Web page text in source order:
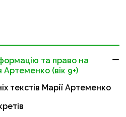
та право на
(вік 9+)
текстів Марії Артеменко